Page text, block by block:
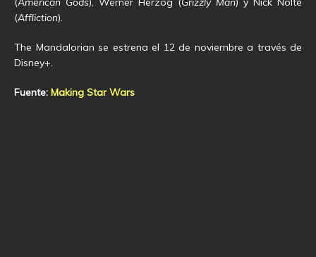
(Affliction).
The Mandalorian se estrena el 12 de noviembre a través de
Disney+.
Fuente: Making Star Wars